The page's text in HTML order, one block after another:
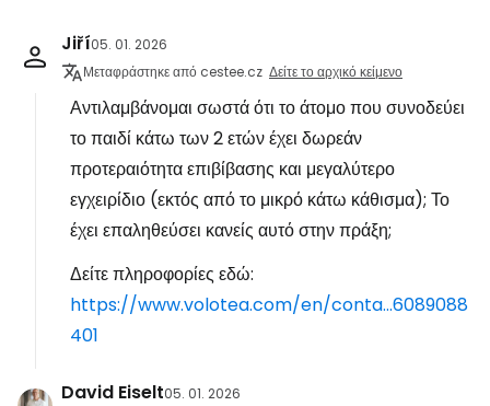
Jiří05. 01. 2026
Μεταφράστηκε από cestee.cz Δείτε το αρχικό κείμενο
Αντιλαμβάνομαι σωστά ότι το άτομο που συνοδεύει
το παιδί κάτω των 2 ετών έχει δωρεάν
προτεραιότητα επιβίβασης και μεγαλύτερο
εγχειρίδιο (εκτός από το μικρό κάτω κάθισμα); Το
έχει επαληθεύσει κανείς αυτό στην πράξη;
Δείτε πληροφορίες εδώ:
https://www.volotea.com/en/conta...6089088
401
David Eiselt05. 01. 2026